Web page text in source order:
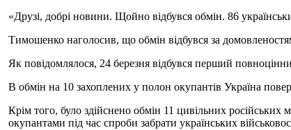
«Друзі, добрі новини. Щойно відбувся обмін. 86
Тимошенко наголосив, що обмін відбувся за
Як повідомлялося, 24 березня відбувся перший
В обмін на 10 захоплених у полон окупантів Україна
Крім того, було здійснено обмін 11 цивільних російських
окупантами під час спроби забрати українських